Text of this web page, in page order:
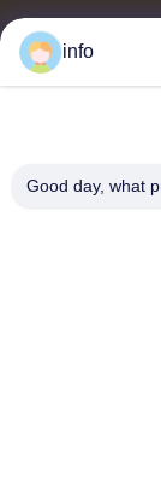
ลาไมน์ โมลด์ผสม,
info
Good day, what